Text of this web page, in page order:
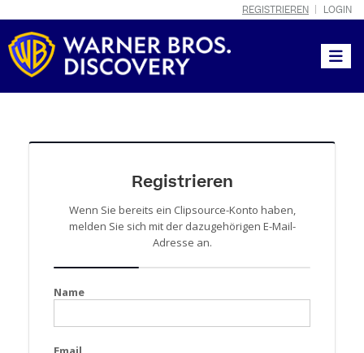
REGISTRIEREN LOGIN
Registrieren
Wenn Sie bereits ein Clipsource-Konto haben,
melden Sie sich mit der dazugehörigen E-Mail-
Adresse an.
Name